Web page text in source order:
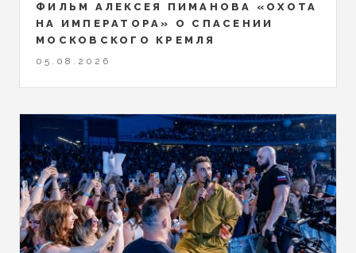
ФИЛЬМ АЛЕКСЕЯ ПИМАНОВА «ОХОТА
НА ИМПЕРАТОРА» О СПАСЕНИИ
МОСКОВСКОГО КРЕМЛЯ
05.08.2026